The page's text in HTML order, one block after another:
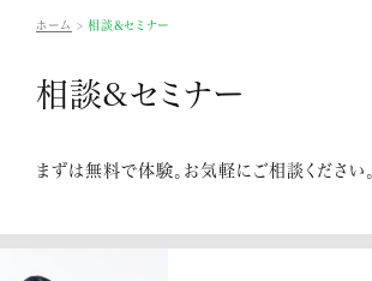
ホーム 相談&セミナー
相談&セミナー
まずは無料で体験。お気軽にご相談ください。